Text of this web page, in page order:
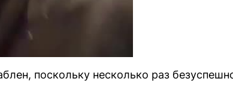
поскольку несколько раз